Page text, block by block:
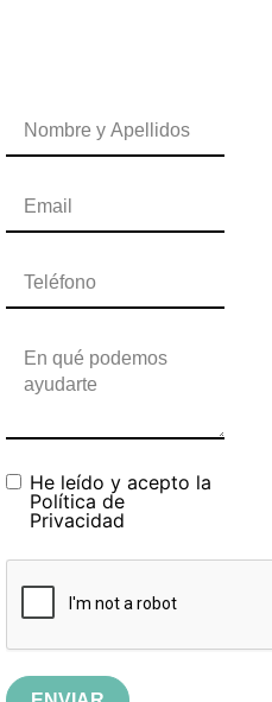
He leído y acepto la
Política de
Privacidad